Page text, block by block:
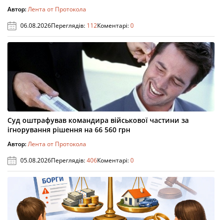
Автор:Лента от Протокола
06.08.2026Переглядів: 112Коментарі:0
Суд оштрафував командира військової частини за
ігнорування рішення на 66 560 грн
Автор:Лента от Протокола
05.08.2026Переглядів:406Коментарі:0